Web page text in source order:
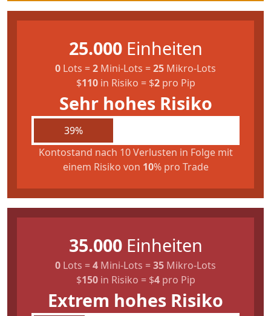
25.000Einheiten
0 Lots =2 Mini-Lots =25 Mikro-Lots
$110in Risiko = $2pro Pip
Sehr hohes Risiko
39%
Kontostand nach 10 Verlusten in Folge mit
einem Risiko von 10% pro Trade
35.000Einheiten
0 Lots =4 Mini-Lots =35 Mikro-Lots
$150in Risiko = $4pro Pip
Extrem hohes Risiko